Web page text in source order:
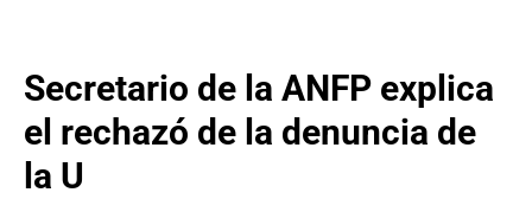
Secretario de la ANFP explica
el rechazó de la denuncia de
la U